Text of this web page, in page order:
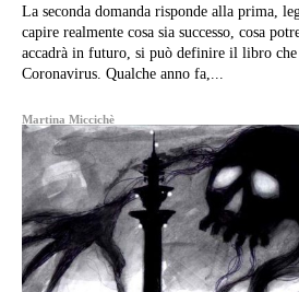
La seconda domanda risponde alla prima,
capire realmente cosa sia successo, cosa
accadrà in futuro, si può definire il libro che
Coronavirus. Qualche anno fa,...
Martina Miccichè